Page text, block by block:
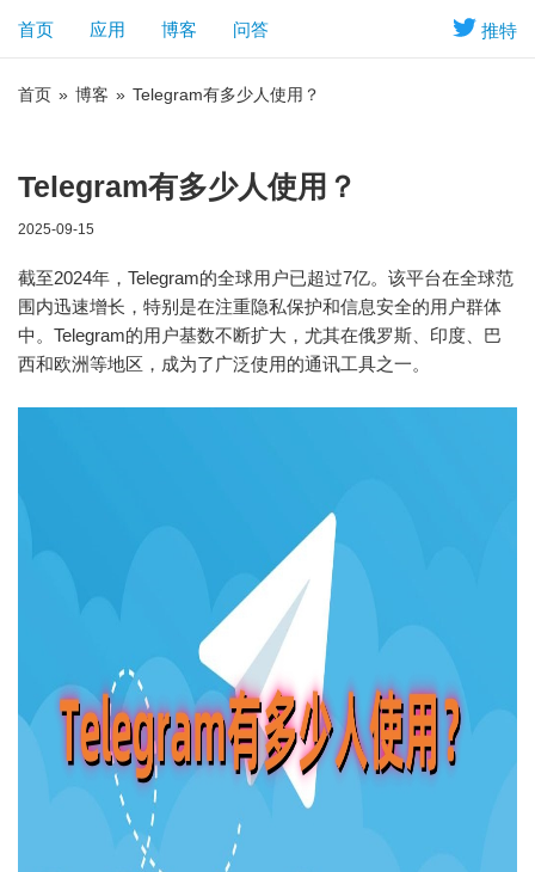
推特
首页 应用 博客 问答
首页 » 博客 » Telegram有多少人使用？
Telegram有多少人使用？
2025-09-15
截至2024年，Telegram的全球用户已超过7亿。该平台在全球范
围内迅速增长，特别是在注重隐私保护和信息安全的用户群体
中。Telegram的用户基数不断扩大，尤其在俄罗斯、印度、巴
西和欧洲等地区，成为了广泛使用的通讯工具之一。